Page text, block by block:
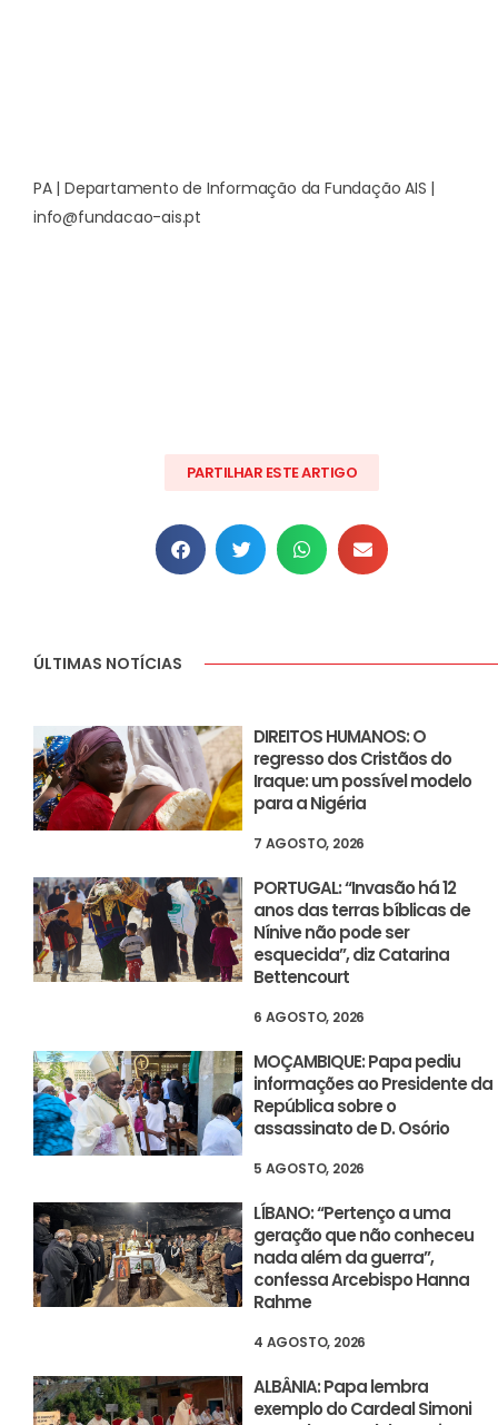
PA | Departamento de Informação da Fundação AIS |
info@fundacao-ais.pt
PARTILHAR ESTE ARTIGO
ÚLTIMAS NOTÍCIAS
DIREITOS HUMANOS: O
regresso dos Cristãos do
Iraque: um possível modelo
para a Nigéria
7 AGOSTO, 2026
PORTUGAL: “Invasão há 12
anos das terras bíblicas de
Nínive não pode ser
esquecida”, diz Catarina
Bettencourt
6 AGOSTO, 2026
MOÇAMBIQUE: Papa pediu
informações ao Presidente da
República sobre o
assassinato de D. Osório
5 AGOSTO, 2026
LÍBANO: “Pertenço a uma
geração que não conheceu
nada além da guerra”,
confessa Arcebispo Hanna
Rahme
4 AGOSTO, 2026
ALBÂNIA: Papa lembra
exemplo do Cardeal Simoni